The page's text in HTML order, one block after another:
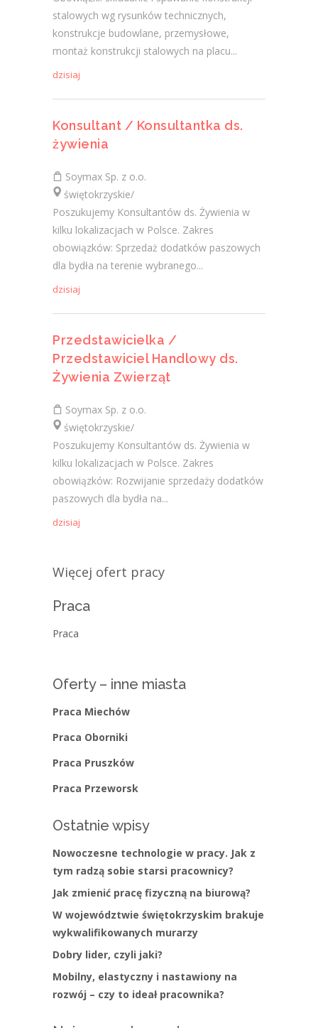
stalowych wg rysunków technicznych,
konstrukcje budowlane, przemysłowe,
montaż konstrukcji stalowych na placu...
dzisiaj
Konsultant / Konsultantka ds.
żywienia
Soymax Sp. z o.o.
świętokrzyskie/
Poszukujemy Konsultantów ds. Żywienia w
kilku lokalizacjach w Polsce. Zakres
obowiązków: Sprzedaż dodatków paszowych
dla bydła na terenie wybranego...
dzisiaj
Przedstawicielka /
Przedstawiciel Handlowy ds.
Żywienia Zwierząt
Soymax Sp. z o.o.
świętokrzyskie/
Poszukujemy Konsultantów ds. Żywienia w
kilku lokalizacjach w Polsce. Zakres
obowiązków: Rozwijanie sprzedaży dodatków
paszowych dla bydła na...
dzisiaj
Więcej ofert pracy
Praca
Praca
Oferty – inne miasta
Praca Miechów
Praca Oborniki
Praca Pruszków
Praca Przeworsk
Ostatnie wpisy
Nowoczesne technologie w pracy. Jak z
tym radzą sobie starsi pracownicy?
Jak zmienić pracę fizyczną na biurową?
W województwie świętokrzyskim brakuje
wykwalifikowanych murarzy
Dobry lider, czyli jaki?
Mobilny, elastyczny i nastawiony na
rozwój – czy to ideał pracownika?